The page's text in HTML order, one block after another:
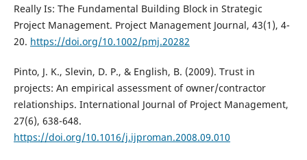
Really Is: The Fundamental Building Block in Strategic
Project Management. Project Management Journal, 43(1), 4-
20. https://doi.org/10.1002/pmj.20282
Pinto, J. K., Slevin, D. P., & English, B. (2009). Trust in
projects: An empirical assessment of owner/contractor
relationships. International Journal of Project Management,
27(6), 638-648.
https://doi.org/10.1016/j.ijproman.2008.09.010